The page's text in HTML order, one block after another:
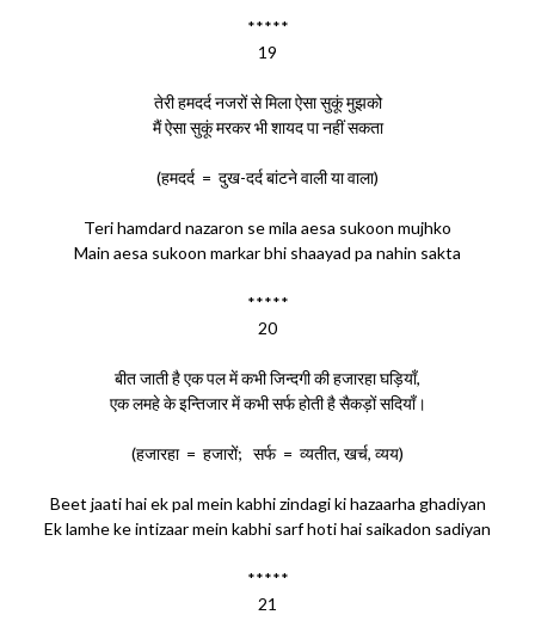
*****
19
तेरी हमदर्द नजरों से मिला ऐसा सुकूं मुझको
मैं ऐसा सुकूं मरकर भी शायद पा नहीं सकता
(हमदर्द = दुख-दर्द बांटने वाली या वाला)
Teri hamdard nazaron se mila aesa sukoon mujhko
Main aesa sukoon markar bhi shaayad pa nahin sakta
*****
20
बीत जाती है एक पल में कभी जिन्दगी की हजारहा घड़ियाँ,
एक लमहे के इन्तिजार में कभी सर्फ होती है सैकड़ों सदियाँ।
(हजारहा = हजारों; सर्फ = व्यतीत, खर्च, व्यय)
Beet jaati hai ek pal mein kabhi zindagi ki hazaarha ghadiyan
Ek lamhe ke intizaar mein kabhi sarf hoti hai saikadon sadiyan
*****
21